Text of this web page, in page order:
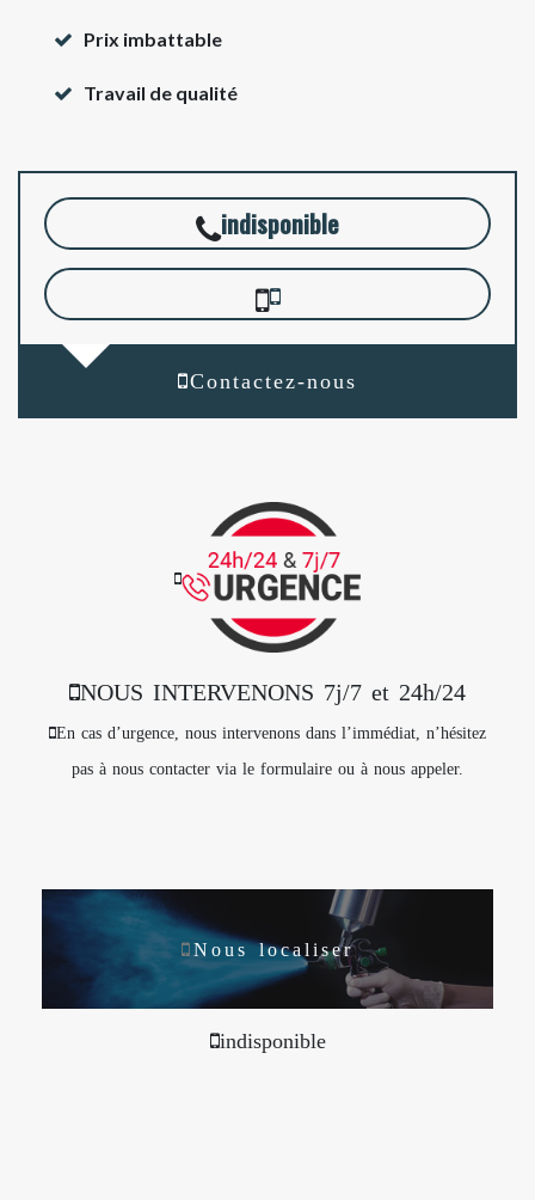
Prix imbattable
Travail de qualité
indisponible
Contactez-nous
NOUS INTERVENONS 7j/7 et 24h/24
En cas d’urgence, nous intervenons dans l’immédiat, n’hésitez
pas à nous contacter via le formulaire ou à nous appeler.
Nous localiser
indisponible